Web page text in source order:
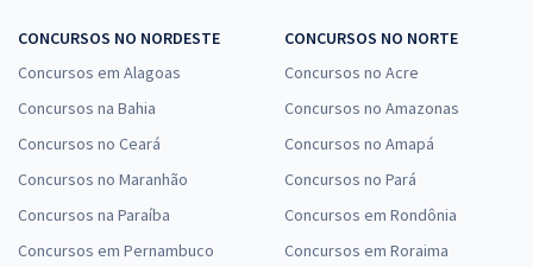
CONCURSOS NO NORDESTE
Concursos em Alagoas
Concursos na Bahia
Concursos no Ceará
Concursos no Maranhão
Concursos na Paraíba
Concursos em Pernambuco
CONCURSOS NO NORTE
Concursos no Acre
Concursos no Amazonas
Concursos no Amapá
Concursos no Pará
Concursos em Rondônia
Concursos em Roraima